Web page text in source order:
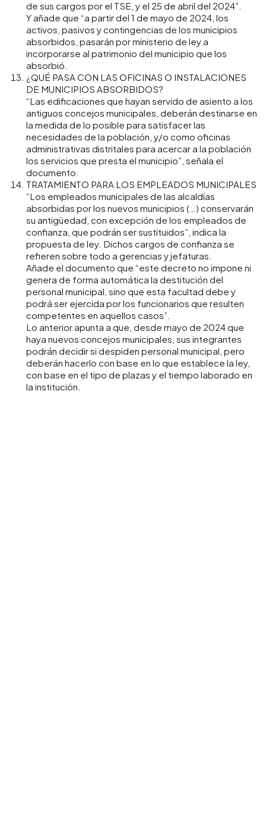
de sus cargos por el TSE, y el 25 de abril del 2024”.
Y añade que “a partir del 1 de mayo de 2024, los
activos, pasivos y contingencias de los municipios
absorbidos, pasarán por ministerio de ley a
incorporarse al patrimonio del municipio que los
absorbió.
¿QUÉ PASA CON LAS OFICINAS O INSTALACIONES
DE MUNICIPIOS ABSORBIDOS?
“Las edificaciones que hayan servido de asiento a los
antiguos concejos municipales, deberán destinarse en
la medida de lo posible para satisfacer las
necesidades de la población, y/o como oficinas
administrativas distritales para acercar a la población
los servicios que presta el municipio”, señala el
documento.
TRATAMIENTO PARA LOS EMPLEADOS MUNICIPALES
“Los empleados municipales de las alcaldías
absorbidas por los nuevos municipios (…) conservarán
su antigüedad, con excepción de los empleados de
confianza, que podrán ser sustituidos”, indica la
propuesta de ley. Dichos cargos de confianza se
refieren sobre todo a gerencias y jefaturas.
Añade el documento que “este decreto no impone ni
genera de forma automática la destitución del
personal municipal, sino que esta facultad debe y
podrá ser ejercida por los funcionarios que resulten
competentes en aquellos casos”.
Lo anterior apunta a que, desde mayo de 2024 que
haya nuevos concejos municipales, sus integrantes
podrán decidir si despiden personal municipal, pero
deberán hacerlo con base en lo que establece la ley,
con base en el tipo de plazas y el tiempo laborado en
la institución.